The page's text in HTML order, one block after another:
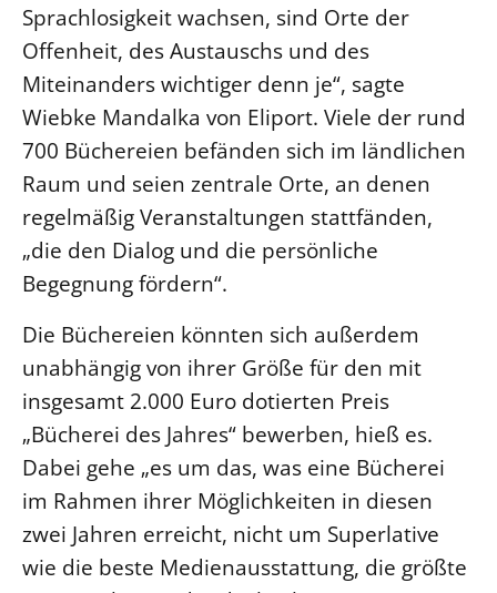
Sprachlosigkeit wachsen, sind Orte der
Offenheit, des Austauschs und des
Miteinanders wichtiger denn je“, sagte
Wiebke Mandalka von Eliport. Viele der rund
700 Büchereien befänden sich im ländlichen
Raum und seien zentrale Orte, an denen
regelmäßig Veranstaltungen stattfänden,
„die den Dialog und die persönliche
Begegnung fördern“.
Die Büchereien könnten sich außerdem
unabhängig von ihrer Größe für den mit
insgesamt 2.000 Euro dotierten Preis
„Bücherei des Jahres“ bewerben, hieß es.
Dabei gehe „es um das, was eine Bücherei
im Rahmen ihrer Möglichkeiten in diesen
zwei Jahren erreicht, nicht um Superlative
wie die beste Medienausstattung, die größte
SERVICE
Älterwerden im Pfarrberuf
Beteiligungsverfahren
Beschwerdestellen
Ephoralbüro
Fundraising
Interventionsplan
Jahresgespräche
Kantine Speiseplan
Kirchliches Amtsblatt
Kirchliche Verwaltung
Klimaschutzgesetz
Kunstreferat